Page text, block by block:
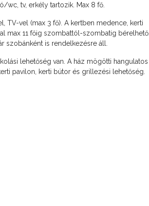
wc, tv, erkély tartozik. Max 8 fő.
TV-vel (max 3 fő). A kertben medence, kerti
max 11 főig szombattól-szombatig bérelhető.
szobánként is rendelkezésre áll.
lehetőség van. A ház mögötti hangulatos
pavilon, kerti bútor és grillezési lehetőség.